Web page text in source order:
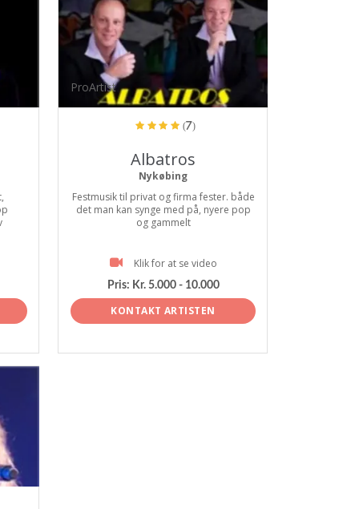
ProArtist
(7)
Albatros
Nykøbing
Festmusik til privat og firma fester. både
det man kan synge med på, nyere pop
og gammelt
Klik for at se video
Pris: Kr. 5.000 - 10.000
KONTAKT ARTISTEN